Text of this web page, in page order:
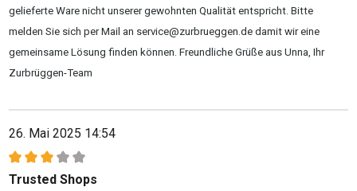
gelieferte Ware nicht unserer gewohnten Qualität entspricht. Bitte
melden Sie sich per Mail an service@zurbrueggen.de damit wir eine
gemeinsame Lösung finden können. Freundliche Grüße aus Unna, Ihr
Zurbrüggen-Team
26. Mai 2025 14:54
Bewertung mit 3 von 5 Sternen
Trusted Shops